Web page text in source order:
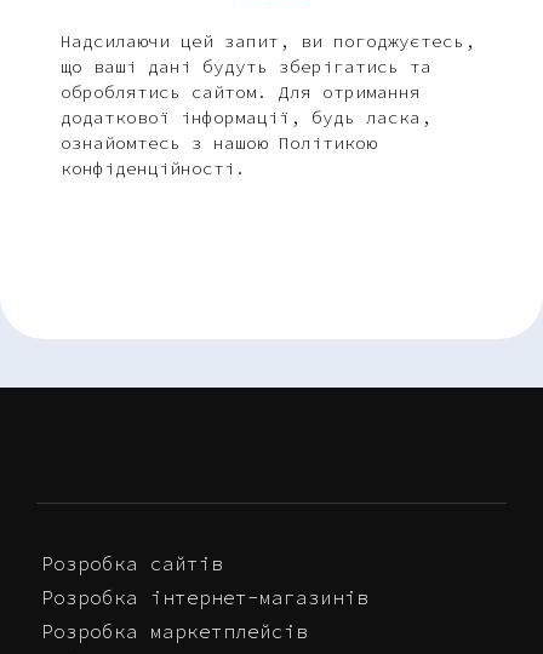
Надсилаючи цей запит, ви погоджуєтесь,
що ваші дані будуть зберігатись та
оброблятись сайтом. Для отримання
додаткової інформації, будь ласка,
ознайомтесь з нашою Політикою
конфіденційності.
Розробка сайтів
Розробка інтернет-магазинів
Розробка маркетплейсів